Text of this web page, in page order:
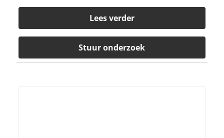
Lees verder
Stuur onderzoek